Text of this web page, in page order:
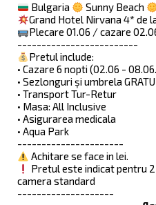
Bulgaria
Sunny Beach
Grand Hotel Nirvana 4* de
Plecare 01.06 / cazare
-------------------------
Pretul include:
• Cazare 6 nopti (02.06 -
• Sezlonguri și umbrela
• Transport Tur-Retur
• Masa: All Inclusive
• Asigurarea medicala
• Aqua Park
----------------------
Achitare se face in lei.
Pretul este indicat pentru
camera standard
--------------------